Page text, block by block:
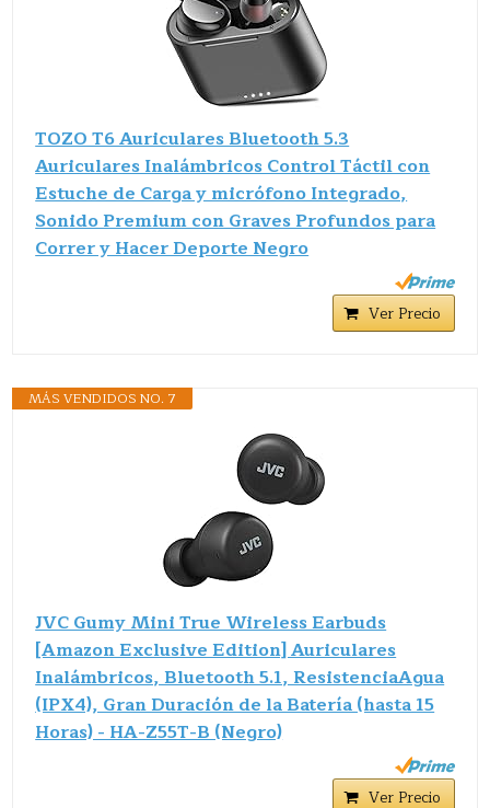
TOZO T6 Auriculares Bluetooth 5.3
Auriculares Inalámbricos Control Táctil con
Estuche de Carga y micrófono Integrado,
Sonido Premium con Graves Profundos para
Correr y Hacer Deporte Negro
Ver Precio
MÁS VENDIDOS NO. 7
JVC Gumy Mini True Wireless Earbuds
[Amazon Exclusive Edition] Auriculares
Inalámbricos, Bluetooth 5.1, ResistenciaAgua
(IPX4), Gran Duración de la Batería (hasta 15
Horas) - HA-Z55T-B (Negro)
Ver Precio